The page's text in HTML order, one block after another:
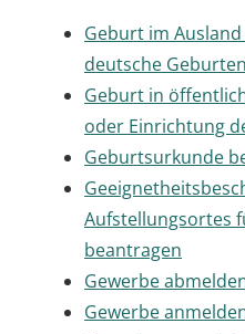
Geburt im
deutsche
Geburt in
oder Einrichtung
Geburtsurkunde
Aufstellungsortes
beantragen
Gewerbe
Gewerbe